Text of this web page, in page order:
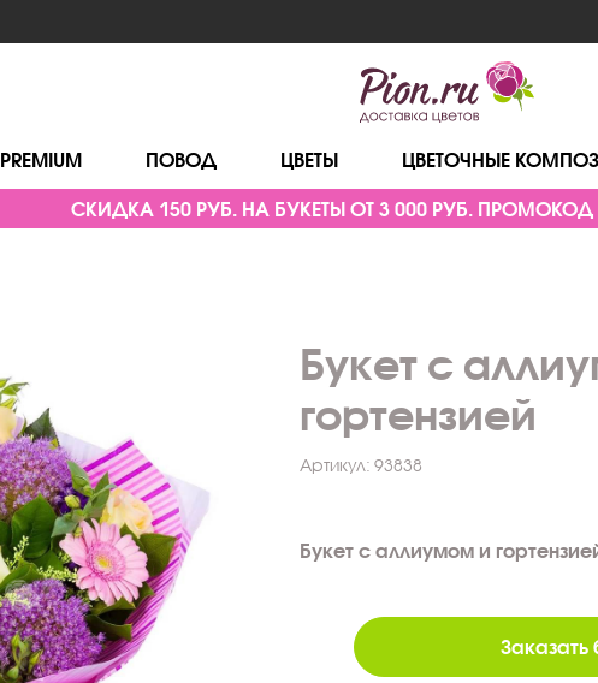
PREMIUM ПОВОД ЦВЕТЫ ЦВЕТОЧНЫЕ
СКИДКА 150 РУБ. НА БУКЕТЫ ОТ 3 000 РУБ. ПРОМОКОД
Букет с
гортензией
Артикул: 93838
Букет с аллиумом и
Заказать